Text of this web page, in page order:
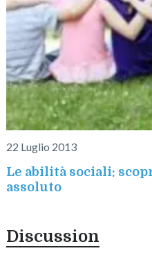
22 Luglio 2013
Le abilità sociali:
assoluto
Discussion